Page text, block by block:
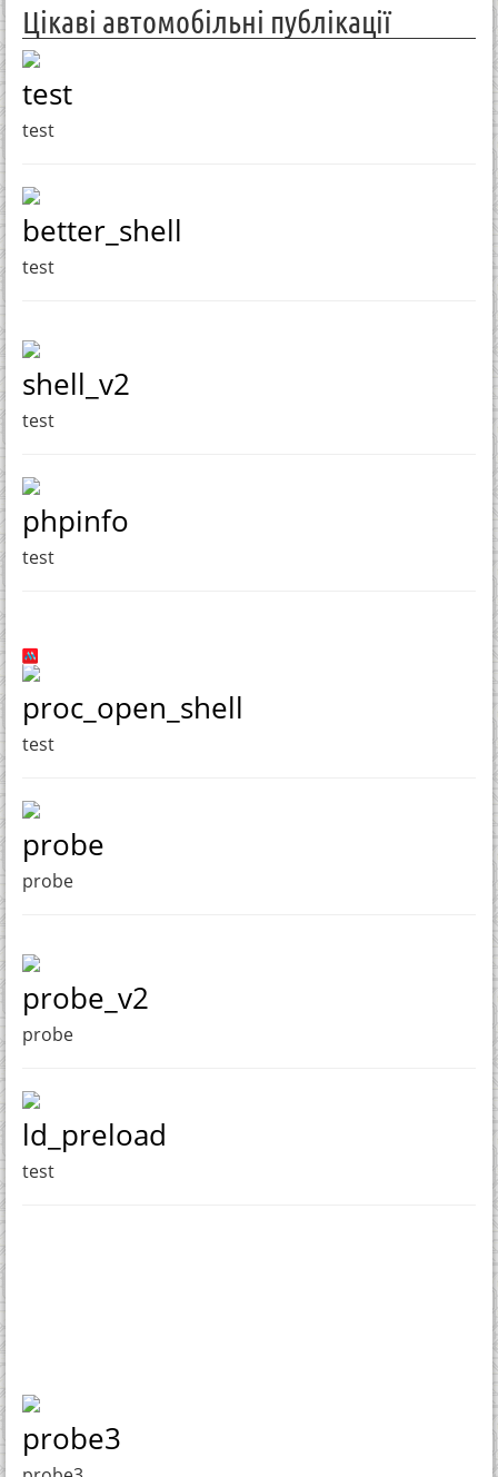
Цікаві автомобільні публікації
test
test
better_shell
test
shell_v2
test
phpinfo
test
proc_open_shell
test
probe
probe
probe_v2
probe
ld_preload
test
probe3